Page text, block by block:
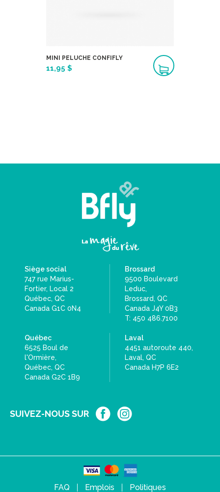
MINI PELUCHE CONFIFLY
11,95 $
Siège social
747 rue Marius-
Fortier, Local 2
Québec, QC
Canada G1C 0N4
Brossard
9500 Boulevard
Leduc,
Brossard, QC
Canada J4Y 0B3
T: 450 486.7100
Québec
6525 Boul de
l'Ormière,
Québec, QC
Canada G2C 1B9
Laval
4451 autoroute 440,
Laval, QC
Canada H7P 6E2
SUIVEZ-NOUS SUR
FAQ Emplois Politiques